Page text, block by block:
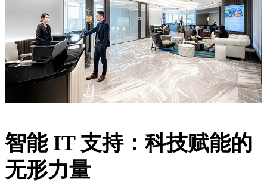
智能 IT 支持：科技赋能的
无形力量